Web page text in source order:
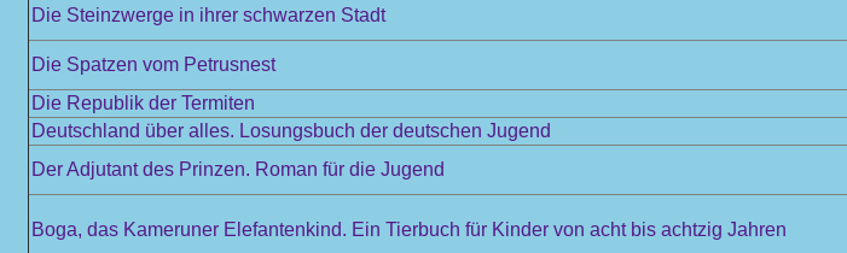
Die Steinzwerge in ihrer schwarzen Stadt
Die Spatzen vom Petrusnest
Die Republik der Termiten
Deutschland über alles. Losungsbuch der deutschen Jugend
Der Adjutant des Prinzen. Roman für die Jugend
Boga, das Kameruner Elefantenkind. Ein Tierbuch für Kinder von acht bis achtzig Jahren